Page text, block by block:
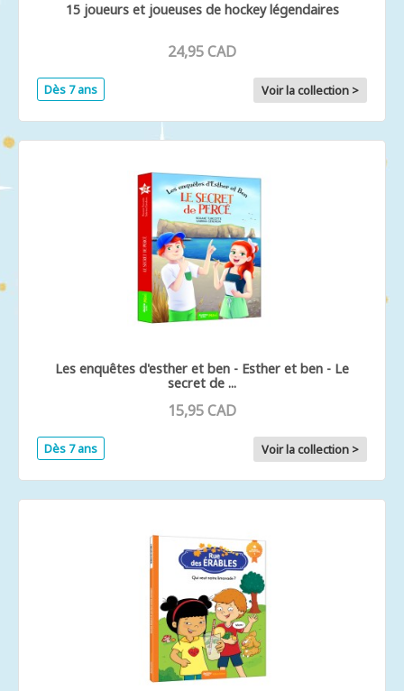
15 joueurs et joueuses de hockey légendaires
24,95 CAD
Dès 7 ans Voir la collection >
Les enquêtes d'esther et ben - Esther et ben - Le
secret de ...
15,95 CAD
Dès 7 ans Voir la collection >